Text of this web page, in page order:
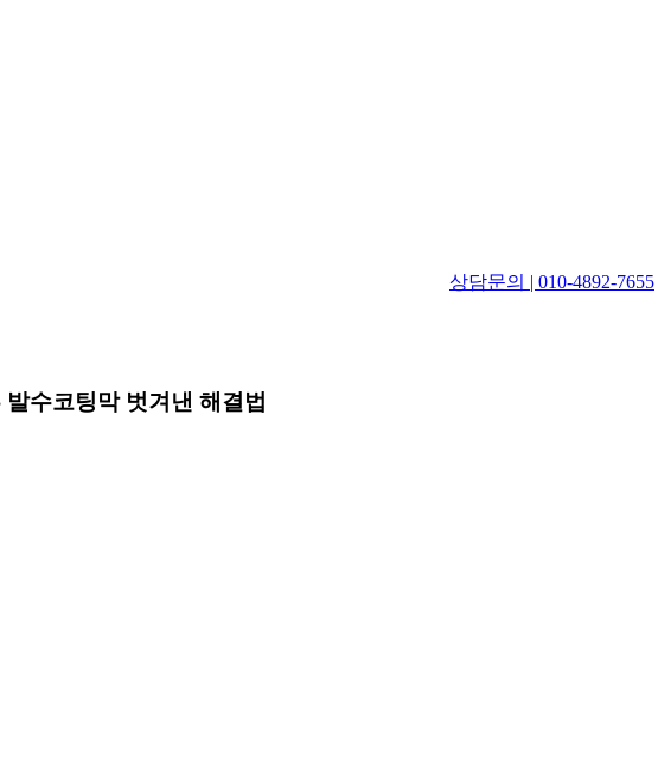
상담문의 | 010-4892-7655
수코팅막 벗겨낸 해결법